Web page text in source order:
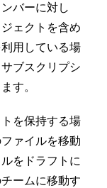
バーに対し
ェクトを含め
用している場
ブスクリプシ
す。
を保持する場
ァイルを移動
をドラフトに
ームに移動す